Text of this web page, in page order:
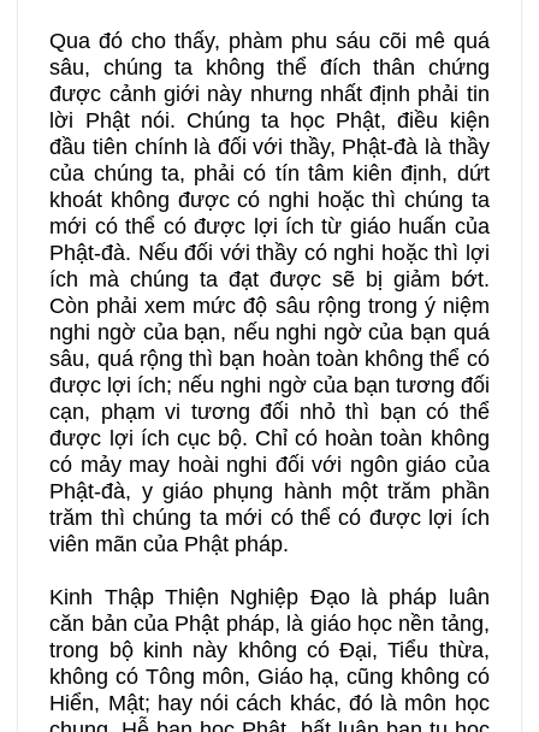
Qua đó cho thấy, phàm phu sáu cõi mê quá
sâu, chúng ta không thể đích thân chứng
được cảnh giới này nhưng nhất định phải tin
lời Phật nói. Chúng ta học Phật, điều kiện
đầu tiên chính là đối với thầy, Phật-đà là thầy
của chúng ta, phải có tín tâm kiên định, dứt
khoát không được có nghi hoặc thì chúng ta
mới có thể có được lợi ích từ giáo huấn của
Phật-đà. Nếu đối với thầy có nghi hoặc thì lợi
ích mà chúng ta đạt được sẽ bị giảm bớt.
Còn phải xem mức độ sâu rộng trong ý niệm
nghi ngờ của bạn, nếu nghi ngờ của bạn quá
sâu, quá rộng thì bạn hoàn toàn không thể có
được lợi ích; nếu nghi ngờ của bạn tương đối
cạn, phạm vi tương đối nhỏ thì bạn có thể
được lợi ích cục bộ. Chỉ có hoàn toàn không
có mảy may hoài nghi đối với ngôn giáo của
Phật-đà, y giáo phụng hành một trăm phần
trăm thì chúng ta mới có thể có được lợi ích
viên mãn của Phật pháp.
Kinh Thập Thiện Nghiệp Đạo là pháp luân
căn bản của Phật pháp, là giáo học nền tảng,
trong bộ kinh này không có Đại, Tiểu thừa,
không có Tông môn, Giáo hạ, cũng không có
Hiển, Mật; hay nói cách khác, đó là môn học